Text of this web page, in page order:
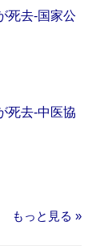
死去‐国家公
死去‐中医協
もっと見る »